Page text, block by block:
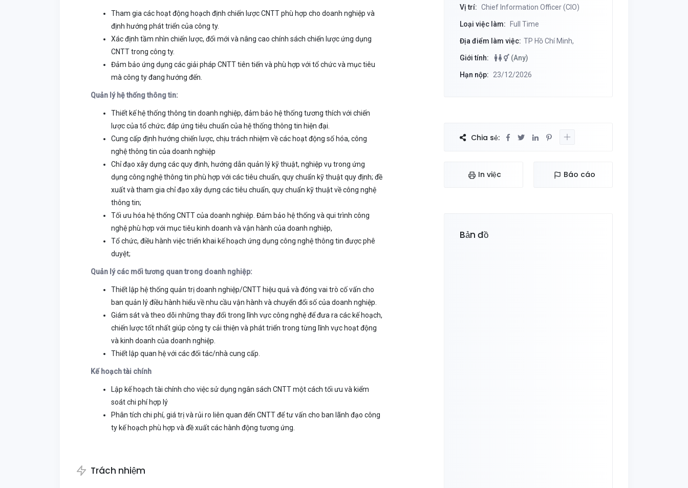
Tham gia các hoạt động hoạch định chiến lược CNTT phù hợp cho doanh nghiệp và
định hướng phát triển của công ty.
Xác định tầm nhìn chiến lược, đổi mới và nâng cao chính sách chiến lược ứng dụng
CNTT trong công ty.
Đảm bảo ứng dụng các giải pháp CNTT tiên tiến và phù hợp với tổ chức và mục tiêu
mà công ty đang hướng đến.
Quản lý hệ thống thông tin:
Thiết kế hệ thống thông tin doanh nghiệp, đảm bảo hệ thống tương thích với chiến
lược của tổ chức; đáp ứng tiêu chuẩn của hệ thống thông tin hiện đại.
Cung cấp định hướng chiến lược, chịu trách nhiệm về các hoạt động số hóa, công
nghệ thông tin của doanh nghiệp
Chỉ đạo xây dựng các quy định, hướng dẫn quản lý kỹ thuật, nghiệp vụ trong ứng
dụng công nghệ thông tin phù hợp với các tiêu chuẩn, quy chuẩn kỹ thuật quy định; đề
xuất và tham gia chỉ đạo xây dựng các tiêu chuẩn, quy chuẩn kỹ thuật về công nghệ
thông tin;
Tối ưu hóa hệ thống CNTT của doanh nghiệp. Đảm bảo hệ thống và qui trình công
nghệ phù hợp với mục tiêu kinh doanh và vận hành của doanh nghiệp,
Tổ chức, điều hành việc triển khai kế hoạch ứng dụng công nghệ thông tin được phê
duyệt;
Quản lý các mối tương quan trong doanh nghiệp:
Thiết lập hệ thống quản trị doanh nghiệp/CNTT hiệu quả và đóng vai trò cố vấn cho
ban quản lý điều hành hiểu về nhu cầu vận hành và chuyển đổi số của doanh nghiệp.
Giám sát và theo dõi những thay đổi trong lĩnh vực công nghệ để đưa ra các kế hoạch,
chiến lược tốt nhất giúp công ty cải thiện và phát triển trong từng lĩnh vực hoạt động
và kinh doanh của doanh nghiệp.
Thiết lập quan hệ với các đối tác/nhà cung cấp.
Kế hoạch tài chính
Lập kế hoạch tài chính cho việc sử dụng ngân sách CNTT một cách tối ưu và kiểm
soát chi phí hợp lý
Phân tích chi phí, giá trị và rủi ro liên quan đến CNTT để tư vấn cho ban lãnh đạo công
ty kế hoạch phù hợp và đề xuất các hành động tương ứng.
Trách nhiệm
Vị trí: Chief Information Officer (CIO)
Loại việc làm: Full Time
Địa điểm làm việc: TP Hồ Chí Minh,
Giới tính: (Any)
Hạn nộp: 23/12/2026
Chia sẻ:
In việc Báo cáo
Bản đồ